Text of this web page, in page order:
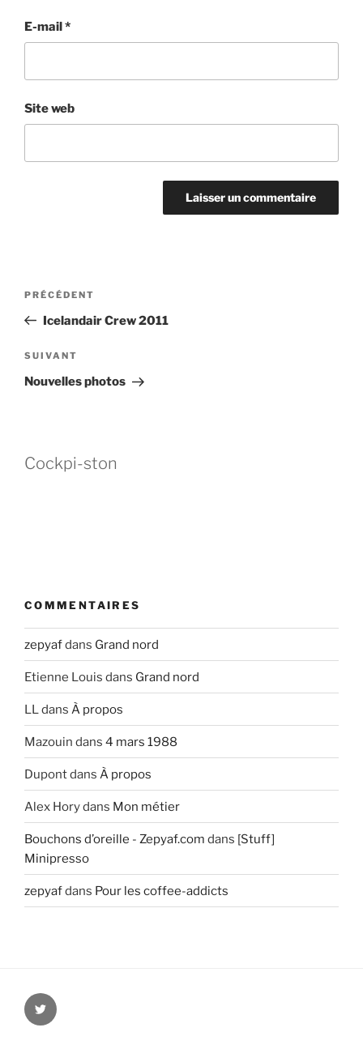
E-mail*
Site web
Navigation
l’article
Article
précédent
PRÉCÉDENT
Icelandair Crew 2011
Article
suivant
SUIVANT
Nouvelles photos
Cockpi-ston
COMMENTAIRES
zepyafdans Grand nord
Etienne Louis dans Grand nord
LLdans À propos
Mazouin dans 4 mars 1988
Dupontdans À propos
Alex Horydans Mon métier
Bouchons d’oreille - Zepyaf.com dans [Stuff]
Minipresso
zepyafdans Pour les coffee-addicts
@zepyaf